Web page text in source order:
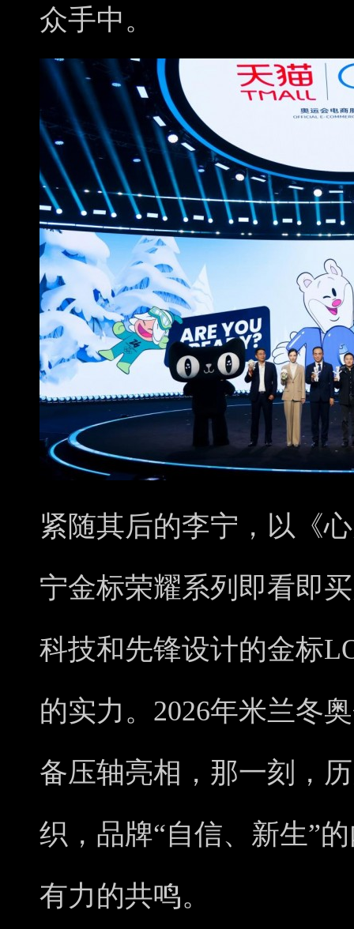
众手中。
紧随其后的李宁，以《
宁金标荣耀系列即看即
科技和先锋设计的金标
的实力。2026年米兰冬
备压轴亮相，那一刻，
织，品牌“自信、新生”
有力的共鸣。